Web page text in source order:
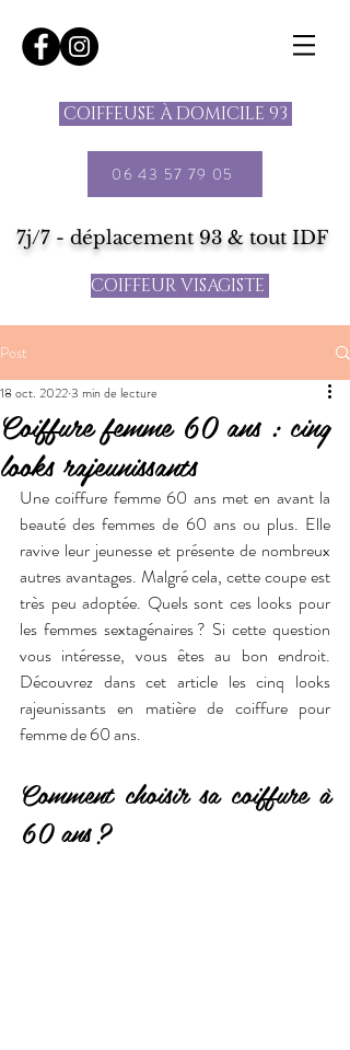
COIFFEUSE À DOMICILE 93
06 43 57 79 05
7j/7 - déplacement 93 & tout IDF
COIFFEUR VISAGISTE
Post
Coiffure femme 60 ans : cinq
looks rajeunissants
18 oct. 20223 min de lecture
Une coiffure femme 60 ans met en avant la
beauté des femmes de 60 ans ou plus. Elle
ravive leur jeunesse et présente de nombreux
autres avantages. Malgré cela, cette coupe est
très peu adoptée. Quels sont ces looks pour
les femmes sextagénaires ? Si cette question
vous intéresse, vous êtes au bon endroit.
Découvrez dans cet article les cinq looks
rajeunissants en matière de coiffure pour
femme de 60 ans.
Comment choisir sa coiffure à
60 ans ?